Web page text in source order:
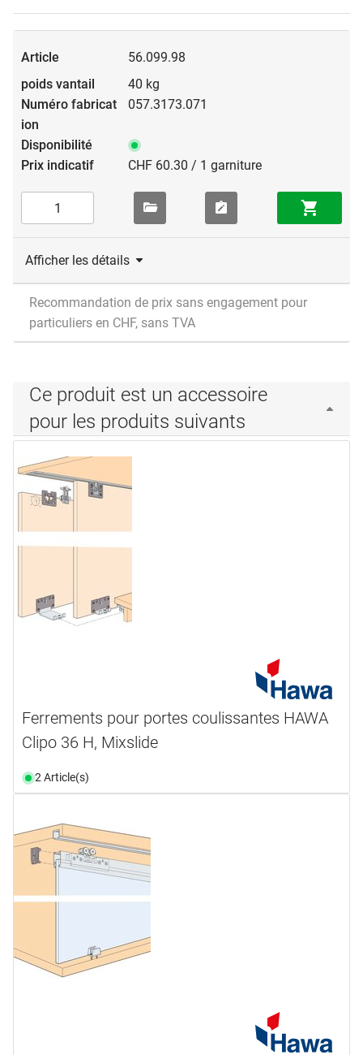
56.099.98
40 kg
057.3173.071
CHF 60.30 / 1 garniture
Afficher les détails
Recommandation de prix sans engagement pour
particuliers en CHF, sans TVA
Ce produit est un accessoire
pour les produits suivants
Ferrements pour portes coulissantes HAWA
Clipo 36 H, Mixslide
2 Article(s)